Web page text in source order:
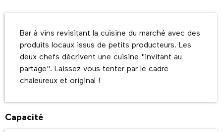
Bar à vins revisitant la cuisine du marché avec des
produits locaux issus de petits producteurs. Les
deux chefs décrivent une cuisine "invitant au
partage". Laissez vous tenter par le cadre
chaleureux et original !
Capacité